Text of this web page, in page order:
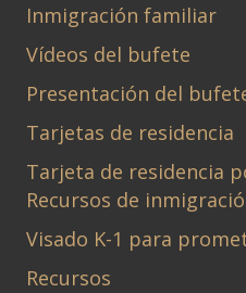
Inmigración familiar
Vídeos del bufete
Presentación del
Tarjetas de residencia
Tarjeta de residencia
Recursos de
Visado K-1 para
Recursos